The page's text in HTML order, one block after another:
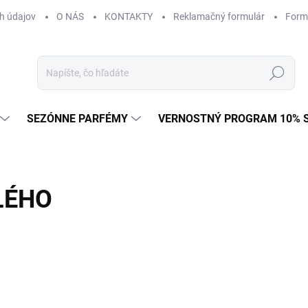
údajov O NÁS KONTAKTY Reklamačný formulár
Hľadať
SEZÓNNE PARFÉMY VERNOSTNÝ PROGRAM 10%